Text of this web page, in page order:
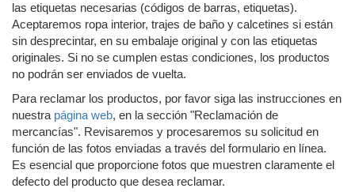
las etiquetas necesarias (códigos de barras, etiquetas).
Aceptaremos ropa interior, trajes de baño y calcetines si están
sin desprecintar, en su embalaje original y con las etiquetas
originales. Si no se cumplen estas condiciones, los productos
no podrán ser enviados de vuelta.
Para reclamar los productos, por favor siga las instrucciones en
nuestra página web, en la sección "Reclamación de
mercancías". Revisaremos y procesaremos su solicitud en
función de las fotos enviadas a través del formulario en línea.
Es esencial que proporcione fotos que muestren claramente el
defecto del producto que desea reclamar.